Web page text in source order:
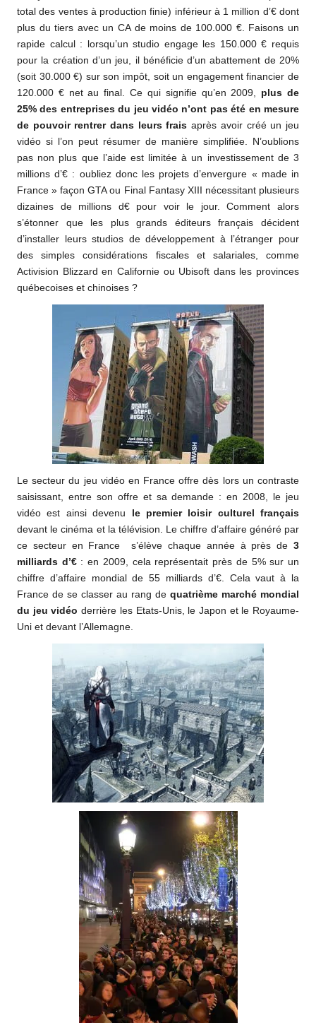
total des ventes à production finie) inférieur à 1 million d’€ dont
plus du tiers avec un CA de moins de 100.000 €. Faisons un
rapide calcul : lorsqu’un studio engage les 150.000 € requis
pour la création d’un jeu, il bénéficie d’un abattement de 20%
(soit 30.000 €) sur son impôt, soit un engagement financier de
120.000 € net au final. Ce qui signifie qu’en 2009, plus de
25% des entreprises du jeu vidéo n’ont pas été en mesure
de pouvoir rentrer dans leurs frais après avoir créé un jeu
vidéo si l’on peut résumer de manière simplifiée. N’oublions
pas non plus que l’aide est limitée à un investissement de 3
millions d’€ : oubliez donc les projets d’envergure « made in
France » façon GTA ou Final Fantasy XIII nécessitant plusieurs
dizaines de millions d€ pour voir le jour. Comment alors
s’étonner que les plus grands éditeurs français décident
d’installer leurs studios de développement à l’étranger pour
des simples considérations fiscales et salariales, comme
Activision Blizzard en Californie ou Ubisoft dans les provinces
québecoises et chinoises ?
Le secteur du jeu vidéo en France offre dès lors un contraste
saisissant, entre son offre et sa demande : en 2008, le jeu
vidéo est ainsi devenu
le premier loisir culturel français
devant le cinéma et la télévision. Le chiffre d’affaire généré par
ce secteur en France s’élève chaque année à près de 3
milliards d’€: en 2009, cela représentait près de 5% sur un
chiffre d’affaire mondial de 55 milliards d’€. Cela vaut à la
France de se classer au rang de quatrième marché mondial
du jeu vidéoderrière les Etats-Unis, le Japon et le Royaume-
Uni et devant l’Allemagne.